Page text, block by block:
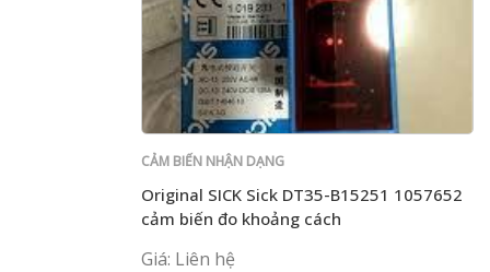
CẢM BIẾN NHẬN DẠNG
Original SICK Sick DT35-B15251 1057652
cảm biến đo khoảng cách
Giá: Liên hệ